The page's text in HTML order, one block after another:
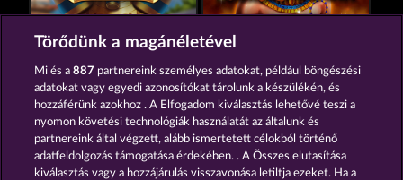
Jack Potter and the Book of Teos Ramses Book
Jack Potter and the Book of Dynasties Lucky Pharaoh Wild
Törődünk a magánéletével
Mi és a887 partnereink személyes adatokat, például böngészési
adatokat vagy egyedi azonosítókat tárolunk a készülékén, és
hozzáférünk azokhoz . A Elfogadom kiválasztás lehetővé teszi a
nyomon követési technológiák használatát az általunk és
partnereink által végzett, alább ismertetett célokból történő
adatfeldolgozás támogatása érdekében. . A Összes elutasítása
kiválasztás vagy a hozzájárulás visszavonása letiltja ezeket. Ha a